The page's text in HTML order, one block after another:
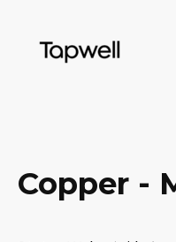
content
Copper -